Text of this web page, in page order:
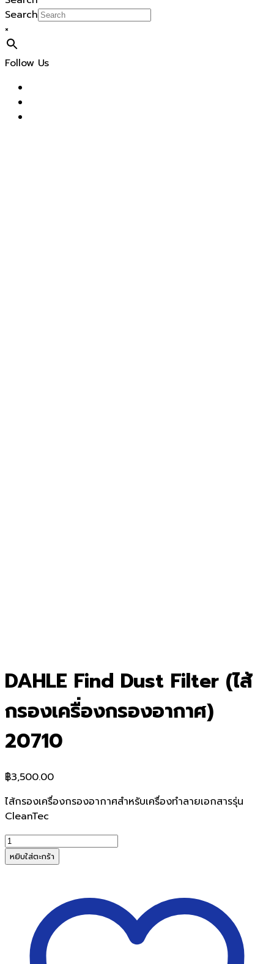
Search
×
Follow Us
DAHLE Find Dust Filter (ไส้
กรองเครื่องกรองอากาศ)
20710
฿3,500.00
ไส้กรองเครื่องกรองอากาศสำหรับเครื่องทำลายเอกสารรุ่น
CleanTec
จำนวน
DAHLE
Find
เครื่อง
หยิบใส่ตะกร้า